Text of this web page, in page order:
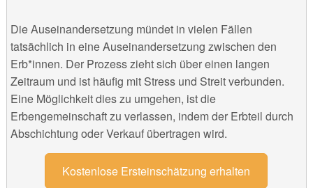
Die Auseinandersetzung mündet in vielen Fällen
tatsächlich in eine Auseinandersetzung zwischen den
Erb*innen. Der Prozess zieht sich über einen langen
Zeitraum und ist häufig mit Stress und Streit verbunden.
Eine Möglichkeit dies zu umgehen, ist die
Erbengemeinschaft zu verlassen, indem der Erbteil durch
Abschichtung oder Verkauf übertragen wird.
Kostenlose Ersteinschätzung erhalten